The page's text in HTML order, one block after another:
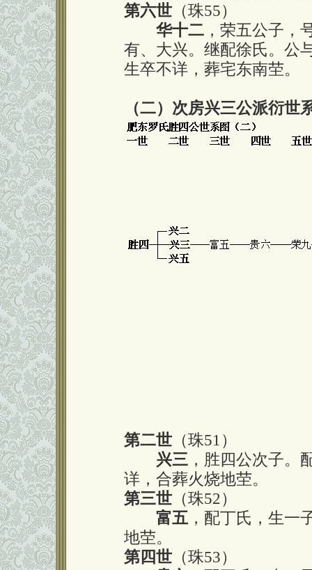
第六世 （珠55）
华十二 ，荣五公子，
有、大兴。继配徐氏。公
生卒不详，葬宅东南茔。
（二）次房兴三公派衍世
第二世 （珠51）
兴三 ，胜四公次子。
详，合葬火烧地茔。
第三世 （珠52）
富五 ，配丁氏，生一
地茔。
第四世 （珠53）